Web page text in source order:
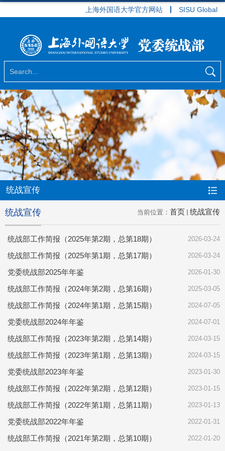
上海外国语大学官方网站 SISU Global
统战宣传
当前位置： 首页 统战宣传
统战宣传
统战部工作简报（2025年第2期，总第18期） 2026-03-24
统战部工作简报（2025年第1期，总第17期） 2026-03-24
党委统战部2025年年鉴 2026-01-30
统战部工作简报（2024年第2期，总第16期） 2025-03-05
统战部工作简报（2024年第1期，总第15期） 2024-07-05
党委统战部2024年年鉴 2024-07-01
统战部工作简报（2023年第2期，总第14期） 2024-03-15
统战部工作简报（2023年第1期，总第13期） 2024-03-15
党委统战部2023年年鉴 2023-01-30
统战部工作简报（2022年第2期，总第12期） 2023-01-15
统战部工作简报（2022年第1期，总第11期） 2023-01-13
党委统战部2022年年鉴 2022-01-31
统战部工作简报（2021年第2期，总第10期） 2022-01-20